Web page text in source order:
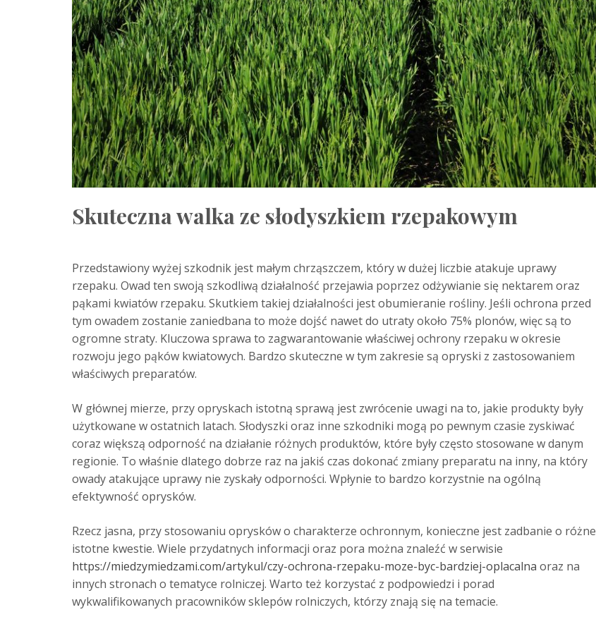
Skuteczna walka ze słodyszkiem rzepakowym
Przedstawiony wyżej szkodnik jest małym chrząszczem, który w dużej liczbie atakuje uprawy
rzepaku. Owad ten swoją szkodliwą działalność przejawia poprzez odżywianie się nektarem oraz
pąkami kwiatów rzepaku. Skutkiem takiej działalności jest obumieranie rośliny. Jeśli ochrona przed
tym owadem zostanie zaniedbana to może dojść nawet do utraty około 75% plonów, więc są to
ogromne straty. Kluczowa sprawa to zagwarantowanie właściwej ochrony rzepaku w okresie
rozwoju jego pąków kwiatowych. Bardzo skuteczne w tym zakresie są opryski z zastosowaniem
właściwych preparatów.
W głównej mierze, przy opryskach istotną sprawą jest zwrócenie uwagi na to, jakie produkty były
użytkowane w ostatnich latach. Słodyszki oraz inne szkodniki mogą po pewnym czasie zyskiwać
coraz większą odporność na działanie różnych produktów, które były często stosowane w danym
regionie. To właśnie dlatego dobrze raz na jakiś czas dokonać zmiany preparatu na inny, na który
owady atakujące uprawy nie zyskały odporności. Wpłynie to bardzo korzystnie na ogólną
efektywność oprysków.
Rzecz jasna, przy stosowaniu oprysków o charakterze ochronnym, konieczne jest zadbanie o różne
istotne kwestie. Wiele przydatnych informacji oraz pora można znaleźć w serwisie
https://miedzymiedzami.com/artykul/czy-ochrona-rzepaku-moze-byc-bardziej-oplacalna oraz na
innych stronach o tematyce rolniczej. Warto też korzystać z podpowiedzi i porad
wykwalifikowanych pracowników sklepów rolniczych, którzy znają się na temacie.